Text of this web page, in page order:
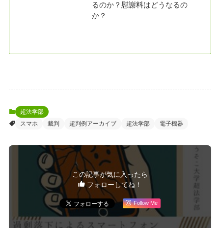
るのか？慰謝料はどうなるの
か？
超法学部
スマホ
裁判 超判例アーカイブ 超法学部 電子機器
この記事が気に入ったら
フォローしてね！
Follow Me